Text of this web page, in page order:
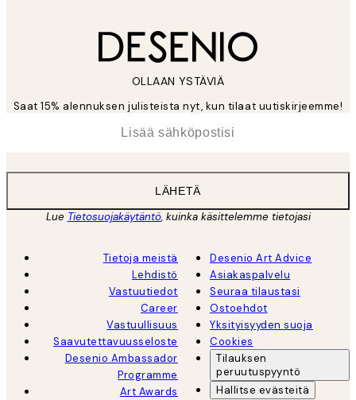
OLLAAN YSTÄVIÄ
Saat 15% alennuksen julisteista nyt, kun tilaat uutiskirjeemme!
LÄHETÄ
Lue Tietosuojakäytäntö, kuinka käsittelemme tietojasi
Tietoja meistä
Lehdistö
Vastuutiedot
Career
Vastuullisuus
Saavutettavuusseloste
Desenio Ambassador
Programme
Art Awards
Desenio Art Advice
Asiakaspalvelu
Seuraa tilaustasi
Ostoehdot
Yksityisyyden suoja
Cookies
Tilauksen
peruutuspyyntö
Hallitse evästeitä